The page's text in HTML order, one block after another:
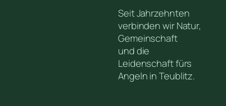
Seit Jahrzehnten
verbinden wir Natur,
Gemeinschaft
und die
Leidenschaft fürs
Angeln in Teublitz.